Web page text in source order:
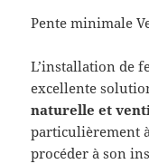
Pente minimale
L’installation de
excellente
naturelle et
particulièrement
procéder à son